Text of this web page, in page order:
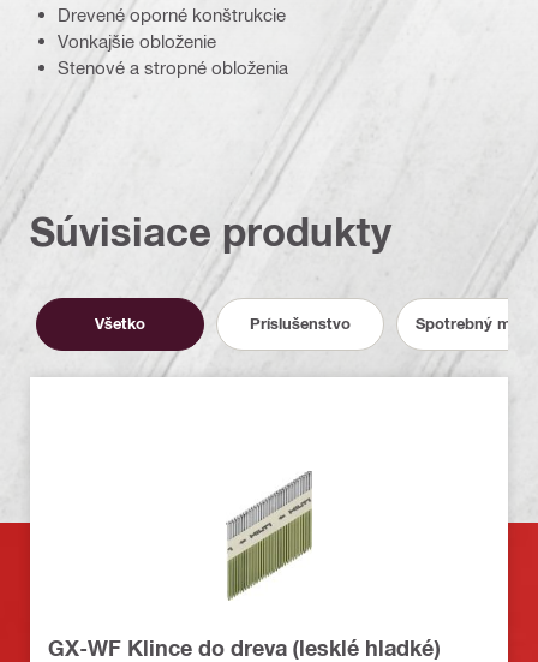
Drevené oporné konštrukcie
Vonkajšie obloženie
Stenové a stropné obloženia
Súvisiace produkty
Všetko Príslušenstvo Spotrebný
GX-WF Klince do dreva (lesklé hladké)